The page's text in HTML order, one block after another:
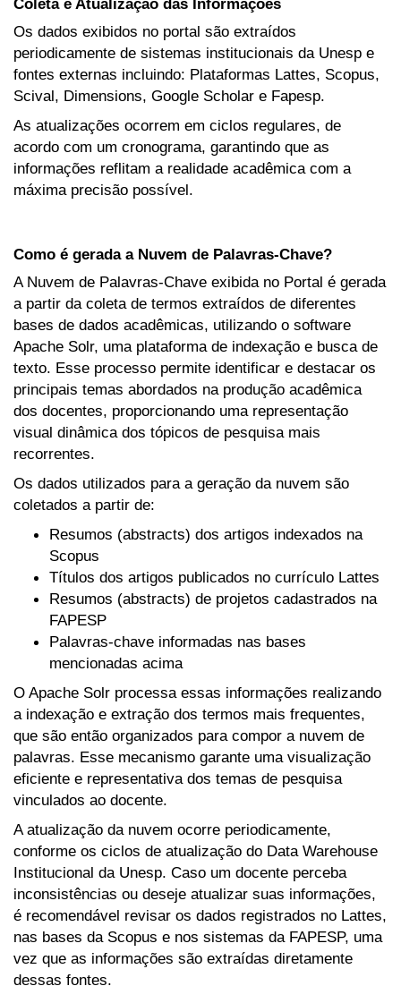
Coleta e Atualização das Informações
Os dados exibidos no portal são extraídos
periodicamente de sistemas institucionais da Unesp e
fontes externas incluindo: Plataformas Lattes, Scopus,
Scival, Dimensions, Google Scholar e Fapesp.
As atualizações ocorrem em ciclos regulares, de
acordo com um cronograma, garantindo que as
informações reflitam a realidade acadêmica com a
máxima precisão possível.
Como é gerada a Nuvem de Palavras-Chave?
A Nuvem de Palavras-Chave exibida no Portal é gerada
a partir da coleta de termos extraídos de diferentes
bases de dados acadêmicas, utilizando o software
Apache Solr, uma plataforma de indexação e busca de
texto. Esse processo permite identificar e destacar os
principais temas abordados na produção acadêmica
dos docentes, proporcionando uma representação
visual dinâmica dos tópicos de pesquisa mais
recorrentes.
Os dados utilizados para a geração da nuvem são
coletados a partir de:
Resumos (abstracts) dos artigos indexados na
Scopus
Títulos dos artigos publicados no currículo Lattes
Resumos (abstracts) de projetos cadastrados na
FAPESP
Palavras-chave informadas nas bases
mencionadas acima
O Apache Solr processa essas informações realizando
a indexação e extração dos termos mais frequentes,
que são então organizados para compor a nuvem de
palavras. Esse mecanismo garante uma visualização
eficiente e representativa dos temas de pesquisa
vinculados ao docente.
A atualização da nuvem ocorre periodicamente,
conforme os ciclos de atualização do Data Warehouse
Institucional da Unesp. Caso um docente perceba
inconsistências ou deseje atualizar suas informações,
é recomendável revisar os dados registrados no Lattes,
nas bases da Scopus e nos sistemas da FAPESP, uma
vez que as informações são extraídas diretamente
dessas fontes.